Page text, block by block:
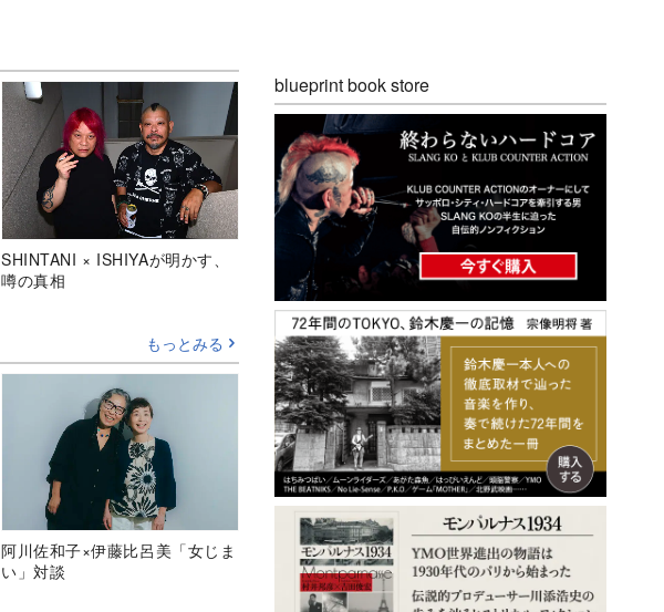
SHINTANI × ISHIYAが明かす、
噂の真相
もっとみる
阿川佐和子×伊藤比呂美「女じま
い」対談
blueprint book store